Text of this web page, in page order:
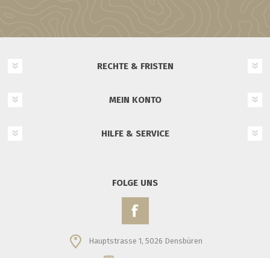
RECHTE & FRISTEN
MEIN KONTO
HILFE & SERVICE
FOLGE UNS
Hauptstrasse 1, 5026 Densbüren